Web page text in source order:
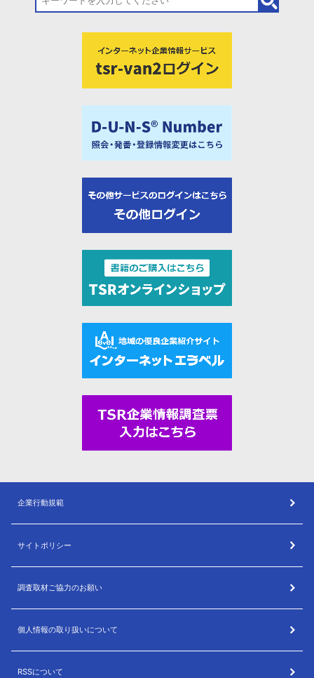
企業行動規範
サイトポリシー
調査取材ご協力のお願い
個人情報の取り扱いについて
RSSについて